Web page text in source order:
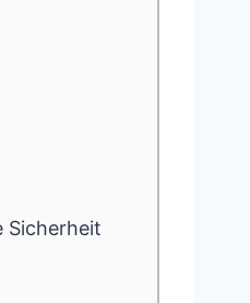
Sicherheit